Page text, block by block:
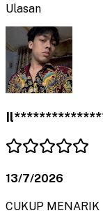
Ulasan
13/7/2026
CUKUP MENARIK